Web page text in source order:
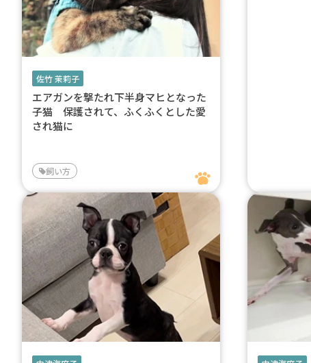
佐竹 茉莉子
エアガンを撃たれ下半身マヒとなった
子猫 保護されて、ふくふくとした愛
され猫に
飼い方